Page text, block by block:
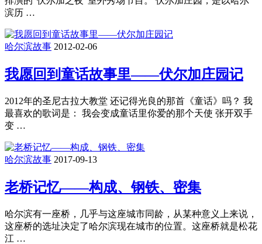
滨历 …
哈尔滨故事 2012-02-06
我愿回到童话故事里——伏尔加庄园记
2012年的圣尼古拉大教堂 还记得光良的那首《童话》吗？ 我
最喜欢的歌词是： 我会变成童话里你爱的那个天使 张开双手
变 …
哈尔滨故事 2017-09-13
老桥记忆——构成、钢铁、密集
哈尔滨有一座桥，几乎与这座城市同龄，从某种意义上来说，
这座桥的选址决定了哈尔滨现在城市的位置。这座桥就是松花
江 …